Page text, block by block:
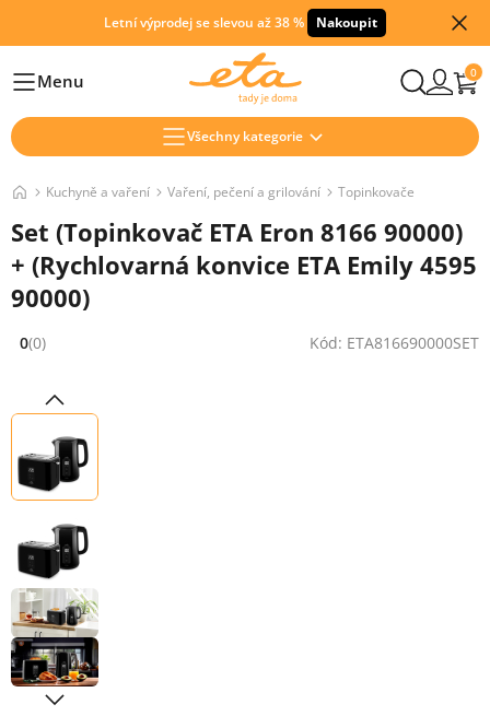
Letní výprodej se slevou až 38 % Nakoupit
HlavníMenu 0
Všechny kategorie
Kuchyně a vaření Vaření, pečení a grilování Topinkovače
Set (Topinkovač ETA Eron 8166 90000)
+ (Rychlovarná konvice ETA Emily 4595
90000)
Hodnocení: 0 z 5 (0 recenzí)
0(0) Kód: ETA816690000SET